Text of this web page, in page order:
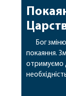
Бог
покаяння.
отримуємо
Христос.